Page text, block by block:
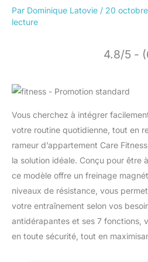
Par Dominique Latovie / 20
lecture
4.8/5 -
Vous cherchez à intégrer
votre routine quotidienne, tout en
rameur d’appartement Care
la solution idéale. Conçu pour être
ce modèle offre un freinage
niveaux de résistance, vous
votre entraînement selon vos
antidérapantes et ses 7 fonctions,
en toute sécurité, tout en